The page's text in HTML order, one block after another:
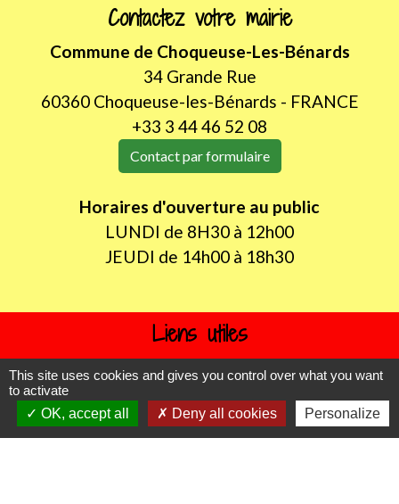
Contactez votre mairie
Commune de Choqueuse-Les-Bénards
34 Grande Rue
60360 Choqueuse-les-Bénards - FRANCE
+33 3 44 46 52 08
Contact par formulaire
Horaires d'ouverture au public
LUNDI de 8H30 à 12h00
JEUDI de 14h00 à 18h30
Liens utiles
Oise mobilité
Agence nationale des titres sécurisés
Procuration de vote
This site uses cookies and gives you control over what you want
to activate
OK, accept all
Deny all cookies Personalize